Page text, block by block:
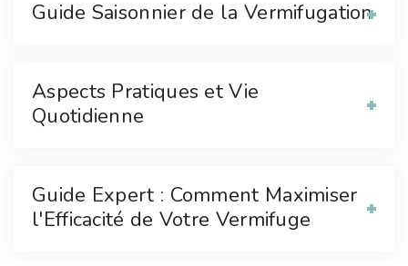
Guide Saisonnier de la Vermifugation
Aspects Pratiques et Vie
Quotidienne
Guide Expert : Comment Maximiser
l'Efficacité de Votre Vermifuge